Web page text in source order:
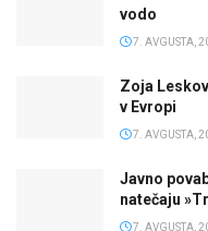
vodo
7. AVGUSTA,
Zoja
v Evropi
7. AVGUSTA,
Javno
natečaju
7. AVGUSTA,